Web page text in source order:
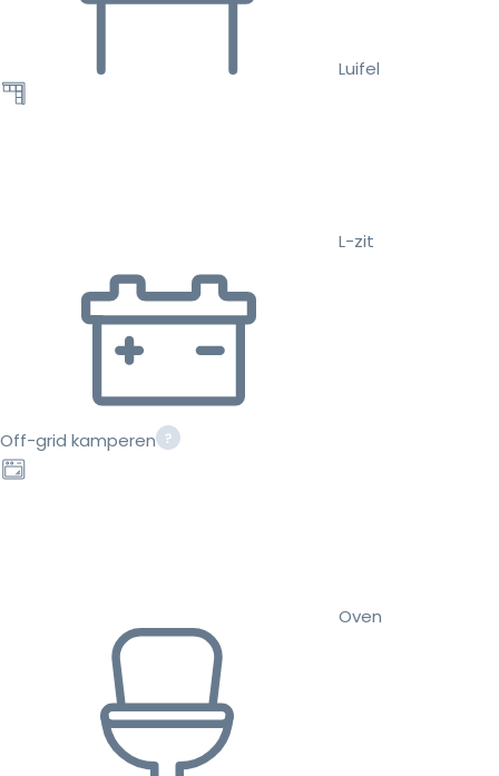
Luifel
L-zit
Off-grid kamperen
Oven